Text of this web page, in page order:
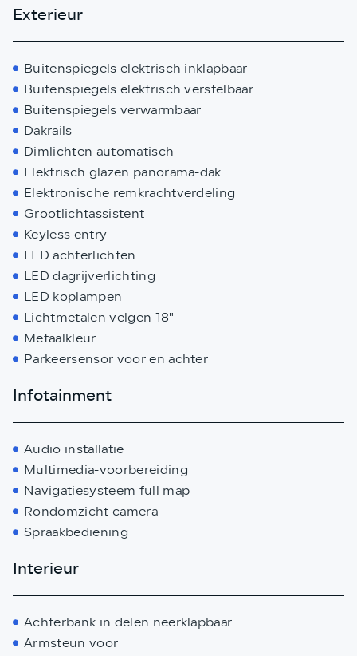
Exterieur
Buitenspiegels elektrisch inklapbaar
Buitenspiegels elektrisch verstelbaar
Buitenspiegels verwarmbaar
Dakrails
Dimlichten automatisch
Elektrisch glazen panorama-dak
Elektronische remkrachtverdeling
Grootlichtassistent
Keyless entry
LED achterlichten
LED dagrijverlichting
LED koplampen
Lichtmetalen velgen 18"
Metaalkleur
Parkeersensor voor en achter
Infotainment
Audio installatie
Multimedia-voorbereiding
Navigatiesysteem full map
Rondomzicht camera
Spraakbediening
Interieur
Achterbank in delen neerklapbaar
Armsteun voor